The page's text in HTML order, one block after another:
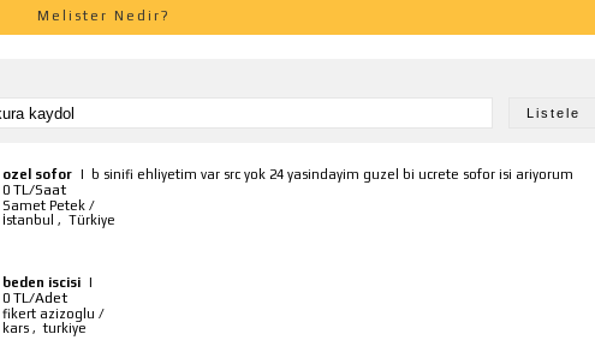
Melister Nedir?
ozel sofor |
b sinifi ehliyetim var src yok 24 yasindayim guzel bi ucrete sofor isi ariyorum
0 TL/Saat
Samet Petek /
İstanbul , Türkiye
beden iscisi |
0 TL/Adet
fikert azizoglu /
kars ,turkiye